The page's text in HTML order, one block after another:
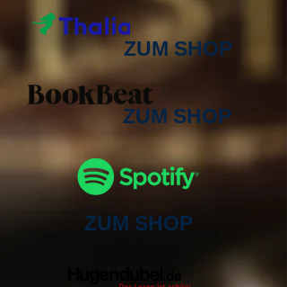
ZUM SHOP
ZUM SHOP
ZUM SHOP